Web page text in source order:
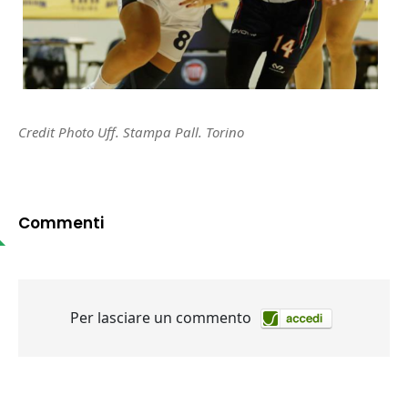
Credit Photo Uff. Stampa Pall. Torino
Commenti